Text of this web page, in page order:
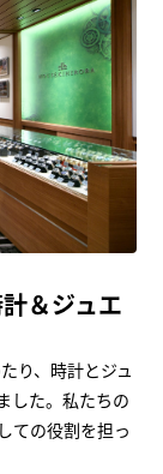
＆ジュエ
り、時計とジュ
した。私たちの
ての役割を担っ